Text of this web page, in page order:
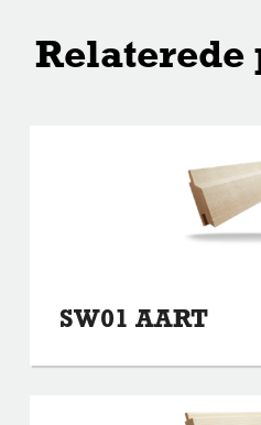
Relaterede
SW01 AART